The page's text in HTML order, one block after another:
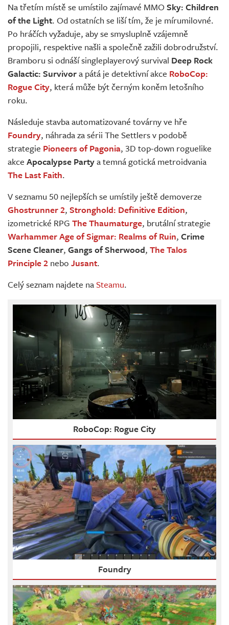
Na třetím místě se umístilo zajímavé MMO Sky: Children
of the Light. Od ostatních se liší tím, že je mírumilovné.
Po hráčích vyžaduje, aby se smysluplně vzájemně
propojili, respektive našli a společně zažili dobrodružství.
Bramboru si odnáší singleplayerový survival Deep Rock
Galactic: Survivora pátá je detektivní akce RoboCop:
Rogue City, která může být černým koněm letošního
roku.
Následuje stavba automatizované továrny ve hře
Foundry, náhrada za sérii The Settlers v podobě
strategie Pioneers of Pagonia, 3D top-down roguelike
akce Apocalypse Partya temná gotická metroidvania
The Last Faith.
V seznamu 50 nejlepších se umístily ještě demoverze
Ghostrunner 2, Stronghold: Definitive Edition,
izometrické RPG The Thaumaturge, brutální strategie
Warhammer Age of Sigmar: Realms of Ruin, Crime
Scene Cleaner, Gangs of Sherwood, The Talos
Principle 2 nebo Jusant.
Celý seznam najdete naSteamu.
RoboCop: Rogue City
Foundry